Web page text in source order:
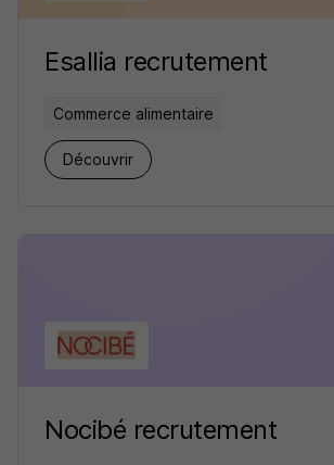
Esallia recrutement
Commerce alimentaire
Découvrir
Nocibé recrutement